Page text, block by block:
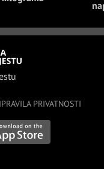
PRAVILA PRIVATNOSTI